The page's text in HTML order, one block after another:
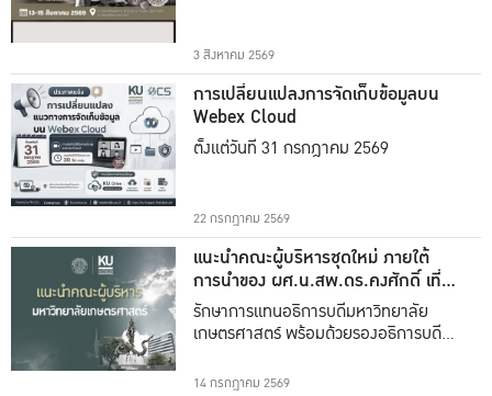
3 สิงหาคม 2569
การเปลี่ยนแปลงการจัดเก็บข้อมูลบน
Webex Cloud
ตั้งแต่วันที่ 31 กรกฎาคม 2569
22 กรกฎาคม 2569
แนะนำคณะผู้บริหารชุดใหม่ ภายใต้
การนำของ ผศ.น.สพ.ดร.คงศักดิ์ เที่ยง
ธรรม
รักษาการแทนอธิการบดีมหาวิทยาลัย
เกษตรศาสตร์ พร้อมด้วยรองอธิการบดีทั้ง
14 กรกฎาคม 2569